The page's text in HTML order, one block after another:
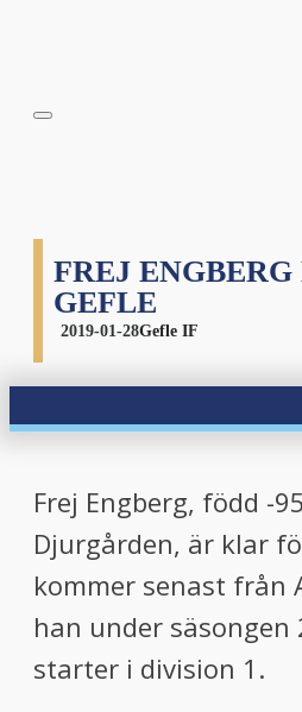
FREJ
GEFLE
2019-01-28Gefle IF
Frej Engberg, född -
Djurgården, är klar
kommer senast från
han under säsongen
starter i division 1.